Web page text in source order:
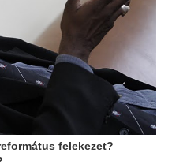
felekezet?